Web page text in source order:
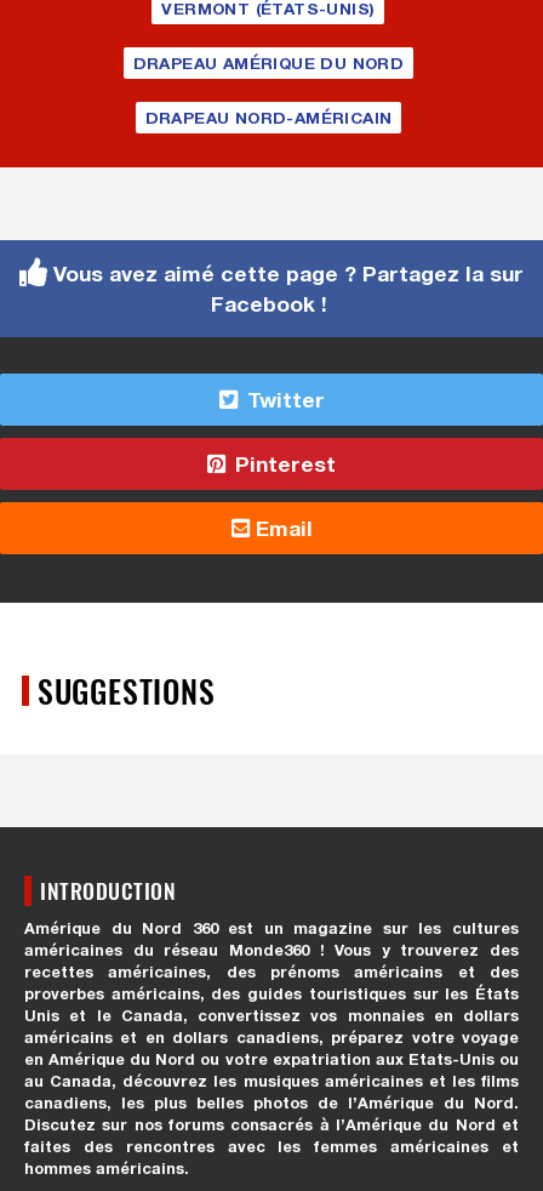
VERMONT (ÉTATS-UNIS)
DRAPEAU AMÉRIQUE DU NORD
DRAPEAU NORD-AMÉRICAIN
Vous avez aimé cette page ? Partagez la sur
Facebook !
Twitter
Pinterest
Email
SUGGESTIONS
INTRODUCTION
Amérique du Nord 360 est un magazine sur les cultures
américaines du réseau Monde360 ! Vous y trouverez des
recettes américaines, des prénoms américains et des
proverbes américains, des guides touristiques sur les États
Unis et le Canada, convertissez vos monnaies en dollars
américains et en dollars canadiens, préparez votre voyage
en Amérique du Nord ou votre expatriation aux Etats-Unis ou
au Canada, découvrez les musiques américaines et les films
canadiens, les plus belles photos de l’Amérique du Nord.
Discutez sur nos forums consacrés à l’Amérique du Nord et
faites des rencontres avec les femmes américaines et
hommes américains.